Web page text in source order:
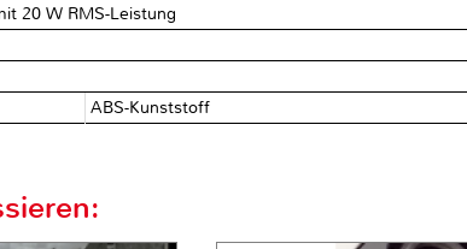
20 W RMS-Leistung
ABS-Kunststoff